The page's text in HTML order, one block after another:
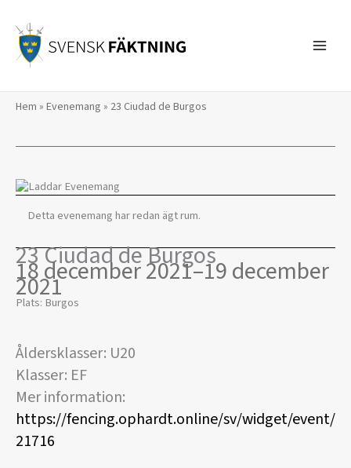
innehåll
Hem » Evenemang » 23 Ciudad de Burgos
Detta evenemang har redan ägt rum.
23 Ciudad de Burgos
18 december 2021–19 december
2021
Plats: Burgos
Åldersklasser: U20
Klasser: EF
Mer information:
https://fencing.ophardt.online/sv/widget/event/
21716